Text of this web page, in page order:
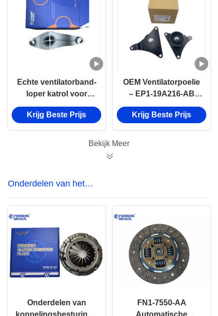
Echte ventilatorband-
loper katrol voor
Baodian Euro 5 /
4D30 OEM Standard
Krijg Beste Prijs
OEM Ventilatorpoelie
– EP1-19A216-AB
Betrouwbare
prestaties voor
Krijg Beste Prijs
Bekijk Meer
Onderdelen van het
koppelingsbesturingssysteem
Onderdelen van
koppelingsbesturingssysteem
FN1-7550-AA
Automatische